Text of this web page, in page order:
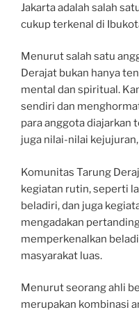
Jakarta adalah salah
cukup terkenal di
Menurut salah satu
Derajat bukan hanya
mental dan spiritual.
sendiri dan
para anggota diajarkan
juga nilai-nilai
Komunitas Tarung
kegiatan rutin, seperti
beladiri, dan juga
mengadakan
memperkenalkan
masyarakat luas.
Menurut seorang ahli
merupakan kombinasi